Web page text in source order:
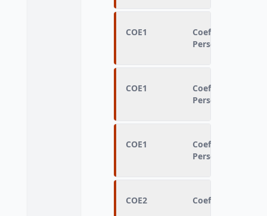
COE1
Coefficient de
Personnes
COE1
Coefficient de
Personnes
COE1
Coefficient de
Personnes
COE2 Coefficient de